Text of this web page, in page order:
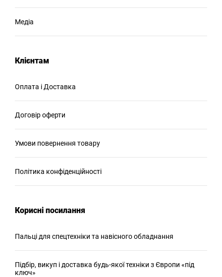
Медіа
Клієнтам
Оплата і Доставка
Договір оферти
Умови повернення товару
Політика конфіденційності
Корисні посилання
Пальці для спецтехніки та навісного обладнання
Підбір, викуп і доставка будь-якої техніки з Європи «під
ключ»